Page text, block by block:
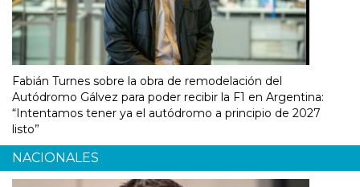
Fabián Turnes sobre la obra de remodelación del
Autódromo Gálvez para poder recibir la F1 en Argentina:
“Intentamos tener ya el autódromo a principio de 2027
listo”
NACIONALES